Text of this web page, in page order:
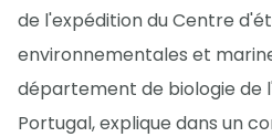
de l'expédition du Centre
environnementales et
département de biologie de
Portugal, explique dans un